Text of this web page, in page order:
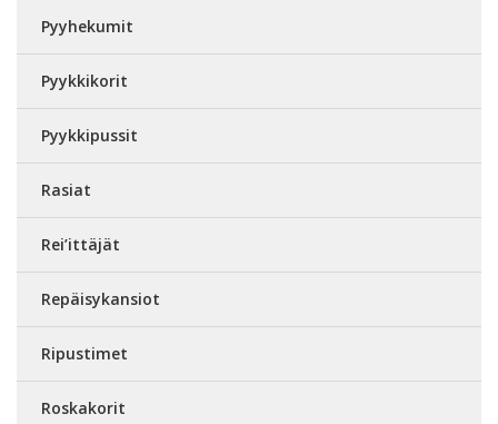
Pyyhekumit
Pyykkikorit
Pyykkipussit
Rasiat
Rei’ittäjät
Repäisykansiot
Ripustimet
Roskakorit